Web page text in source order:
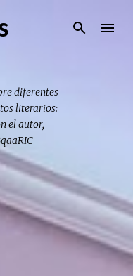
diferentes
literarios:
el autor,